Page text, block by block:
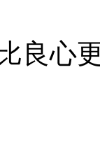
心更